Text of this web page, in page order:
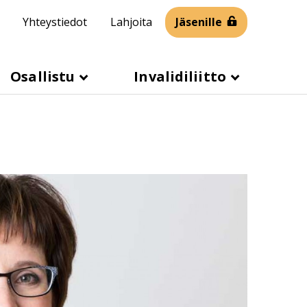
Yhteystiedot Lahjoita Jäsenille
Osallistu Invalidiliitto